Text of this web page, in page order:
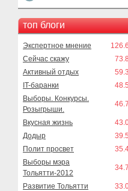
топ блоги
Экспертное мнение
Сейчас скажу
Активный отдых
IT-баранки
Выборы. Конкурсы.
Розыгрыши.
Вкусная жизнь
Додыр
Полит просвет
Выборы мэра
Тольятти-2012
Развитие Тольятти